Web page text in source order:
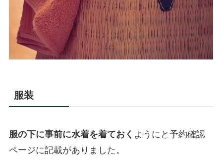
服装
服の下に事前に水着を着ておく ようにと予約確認
ページに記載がありました。